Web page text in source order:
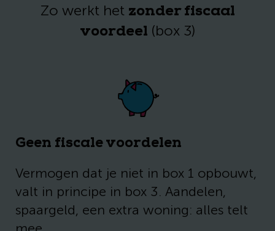
Zo werkt het zonder fiscaal
voordeel (box 3)
Geen fiscale voordelen
Vermogen dat je niet in box 1 opbouwt,
valt in principe in box 3. Aandelen,
spaargeld, een extra woning: alles telt